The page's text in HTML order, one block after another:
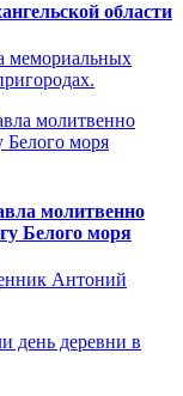
области
мемориальных
молитвенно
Белого моря
Антоний